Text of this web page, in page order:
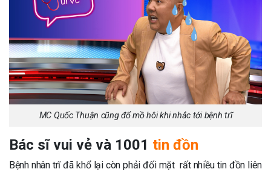
MC Quốc Thuận cũng đổ mồ hôi khi nhắc tới bệnh trĩ
Bác sĩ vui vẻ và 1001 tin đồn
Bệnh nhân trĩ đã khổ lại còn phải đối mặt rất nhiều tin đồn liên